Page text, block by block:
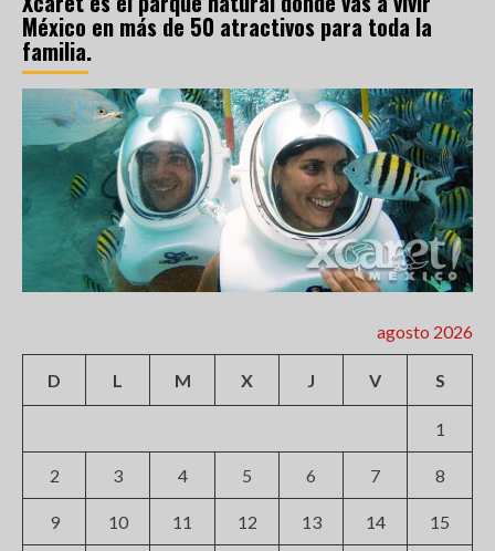
México en más de 50 atractivos para toda la
familia.
agosto 2026
D L M X J V S
1
2 3 4 5 6 7 8
9 10 11 12 13 14 15